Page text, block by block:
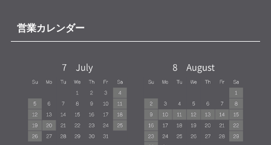
営業カレンダー